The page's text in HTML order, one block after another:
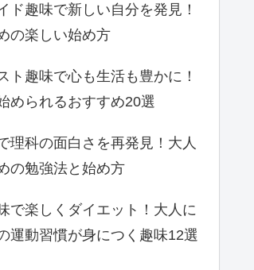
ド趣味で新しい自分を発見！
の楽しい始め方
ト趣味で心も生活も豊かに！
められるおすすめ20選
理科の面白さを再発見！大人
の勉強法と始め方
で楽しくダイエット！大人に
運動習慣が身につく趣味12選